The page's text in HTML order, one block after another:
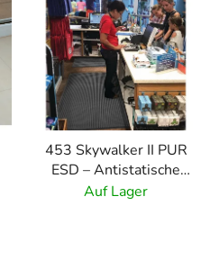
453 Skywalker II PUR
ESD – Antistatische
Polyurethanmatte mit
Auf Lager